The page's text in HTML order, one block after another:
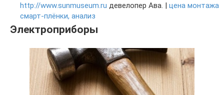
http://www.sunmuseum.ru девелопер Ава. | цена монтажа
смарт-плёнки, анализ
Электроприборы